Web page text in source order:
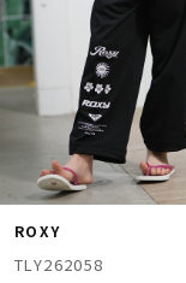
ROXY
TLY262058